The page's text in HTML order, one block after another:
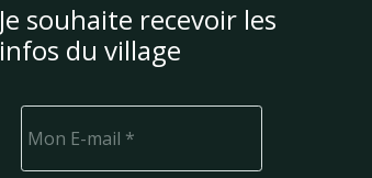
Je souhaite recevoir les
infos du village